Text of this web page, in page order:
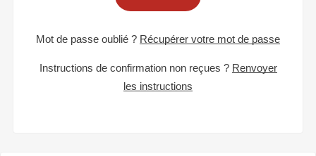
Mot de passe oublié ? Récupérer votre mot de passe
Instructions de confirmation non reçues ? Renvoyer
les instructions